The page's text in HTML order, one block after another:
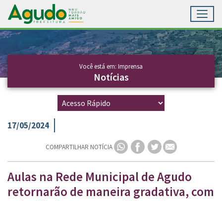
Ir para conteúdo principal
Conteúdo Principal
Você está em: Imprensa
Notícias
17/05/2024
COMPARTILHAR NOTÍCIA
Aulas na Rede Municipal de Agudo
retornarão de maneira gradativa, com